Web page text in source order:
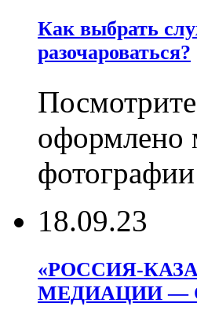
Как выбрать
разочароваться?
оформлено
18.09.23
«РОССИЯ-
МЕДИАЦИИ —